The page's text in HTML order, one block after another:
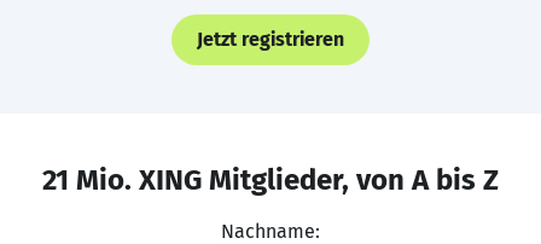
Jetzt registrieren
21 Mio. XING Mitglieder, von A bis Z
Nachname: